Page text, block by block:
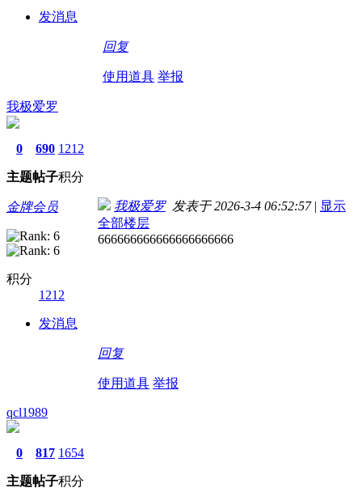
发消息
回复
使用道具 举报
我极爱罗
0
主题
690
帖子
1212
积分
金牌会员
积分
1212
发消息
我极爱罗发表于 2026-3-4 06:52:57 | 显示
全部楼层
666666666666666666666
回复
使用道具 举报
qcl1989
0
主题
817
帖子
1654
积分